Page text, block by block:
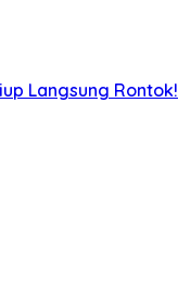
Langsung Rontok!